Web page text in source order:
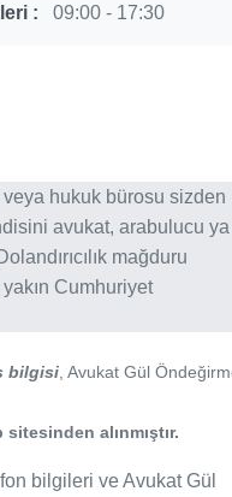
: 09:00 - 17:30
hukuk bürosu sizden
avukat, arabulucu
mağduru
Cumhuriyet
bilgisi , Avukat Gül
alınmıştır.
bilgileri ve Avukat Gül